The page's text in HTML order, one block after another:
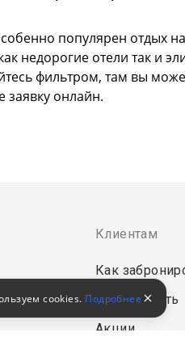
популярен отдых
недорогие отели так и
фильтром, там вы
заявку онлайн.
Клиентам
Как
Как оплатить
Акции
cookies. Подробнее